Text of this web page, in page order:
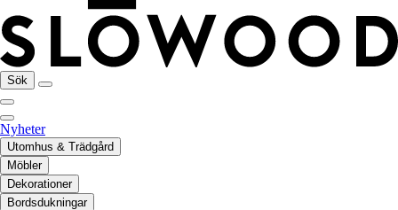
Sök
Nyheter
Utomhus & Trädgård
Möbler
Dekorationer
Bordsdukningar